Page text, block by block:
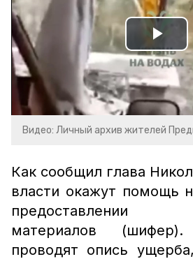
Видео: Личный архив жителей
Как сообщил глава
власти окажут помощь
предоставлении
материалов (шифер).
проводят опись